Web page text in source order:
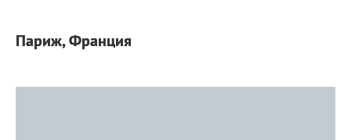
Париж, Франция